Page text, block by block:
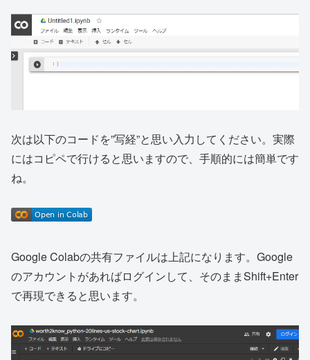
次は以下のコードを”写経”と思い入力してください。実際
にはコピペで行けると思いますので、手順的には簡単です
ね。
Google Colabの共有ファイルは上記になります。Google
のアカウントがあればログインして、そのままShift+Enter
で再現できると思います。